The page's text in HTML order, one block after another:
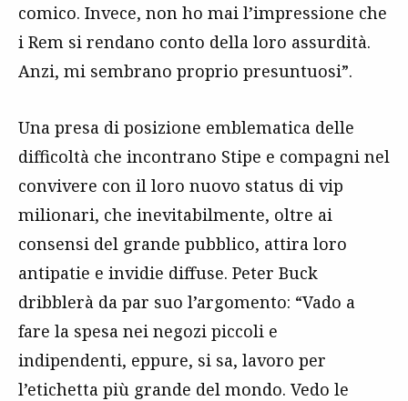
comico. Invece, non ho mai l’impressione che
i Rem si rendano conto della loro assurdità.
Anzi, mi sembrano proprio presuntuosi”.
Una presa di posizione emblematica delle
difficoltà che incontrano Stipe e compagni nel
convivere con il loro nuovo status di vip
milionari, che inevitabilmente, oltre ai
consensi del grande pubblico, attira loro
antipatie e invidie diffuse. Peter Buck
dribblerà da par suo l’argomento: “Vado a
fare la spesa nei negozi piccoli e
indipendenti, eppure, si sa, lavoro per
l’etichetta più grande del mondo. Vedo le